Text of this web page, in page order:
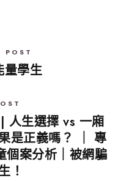
POST
量學生
人生選擇 vs 一廂
是正義嗎？ ｜ 專
案分析｜被網騙
！